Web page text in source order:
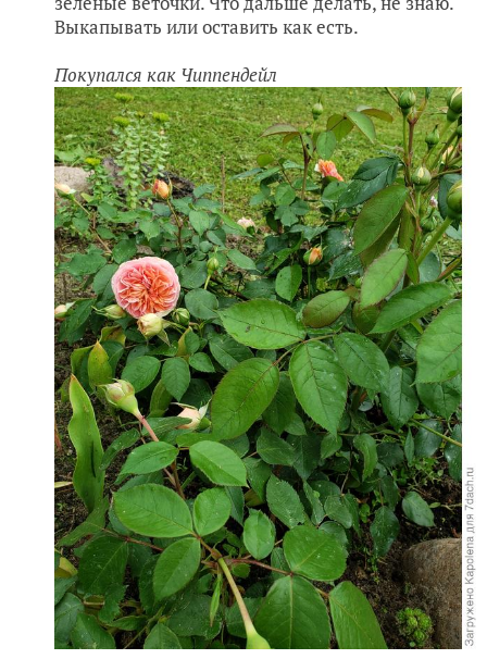
Выкапывать или оставить как есть.
Покупался как Чиппендейл